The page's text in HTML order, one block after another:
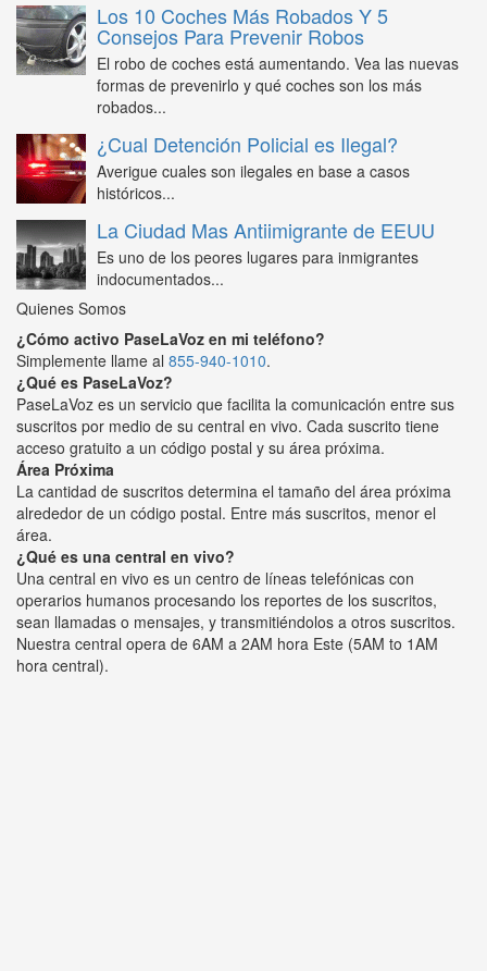
Los 10 Coches Más Robados Y 5
Consejos Para Prevenir Robos
El robo de coches está aumentando. Vea las nuevas
formas de prevenirlo y qué coches son los más
robados...
¿Cual Detención Policial es Ilegal?
Averigue cuales son ilegales en base a casos
históricos...
La Ciudad Mas Antiimigrante de EEUU
Es uno de los peores lugares para inmigrantes
indocumentados...
Quienes Somos
¿Cómo activo PaseLaVoz en mi teléfono?
Simplemente llame al 855-940-1010.
¿Qué es PaseLaVoz?
PaseLaVoz es un servicio que facilita la comunicación entre sus
suscritos por medio de su central en vivo. Cada suscrito tiene
acceso gratuito a un código postal y su área próxima.
Área Próxima
La cantidad de suscritos determina el tamaño del área próxima
alrededor de un código postal. Entre más suscritos, menor el
área.
¿Qué es una central en vivo?
Una central en vivo es un centro de líneas telefónicas con
operarios humanos procesando los reportes de los suscritos,
sean llamadas o mensajes, y transmitiéndolos a otros suscritos.
Nuestra central opera de 6AM a 2AM hora Este (5AM to 1AM
hora central).